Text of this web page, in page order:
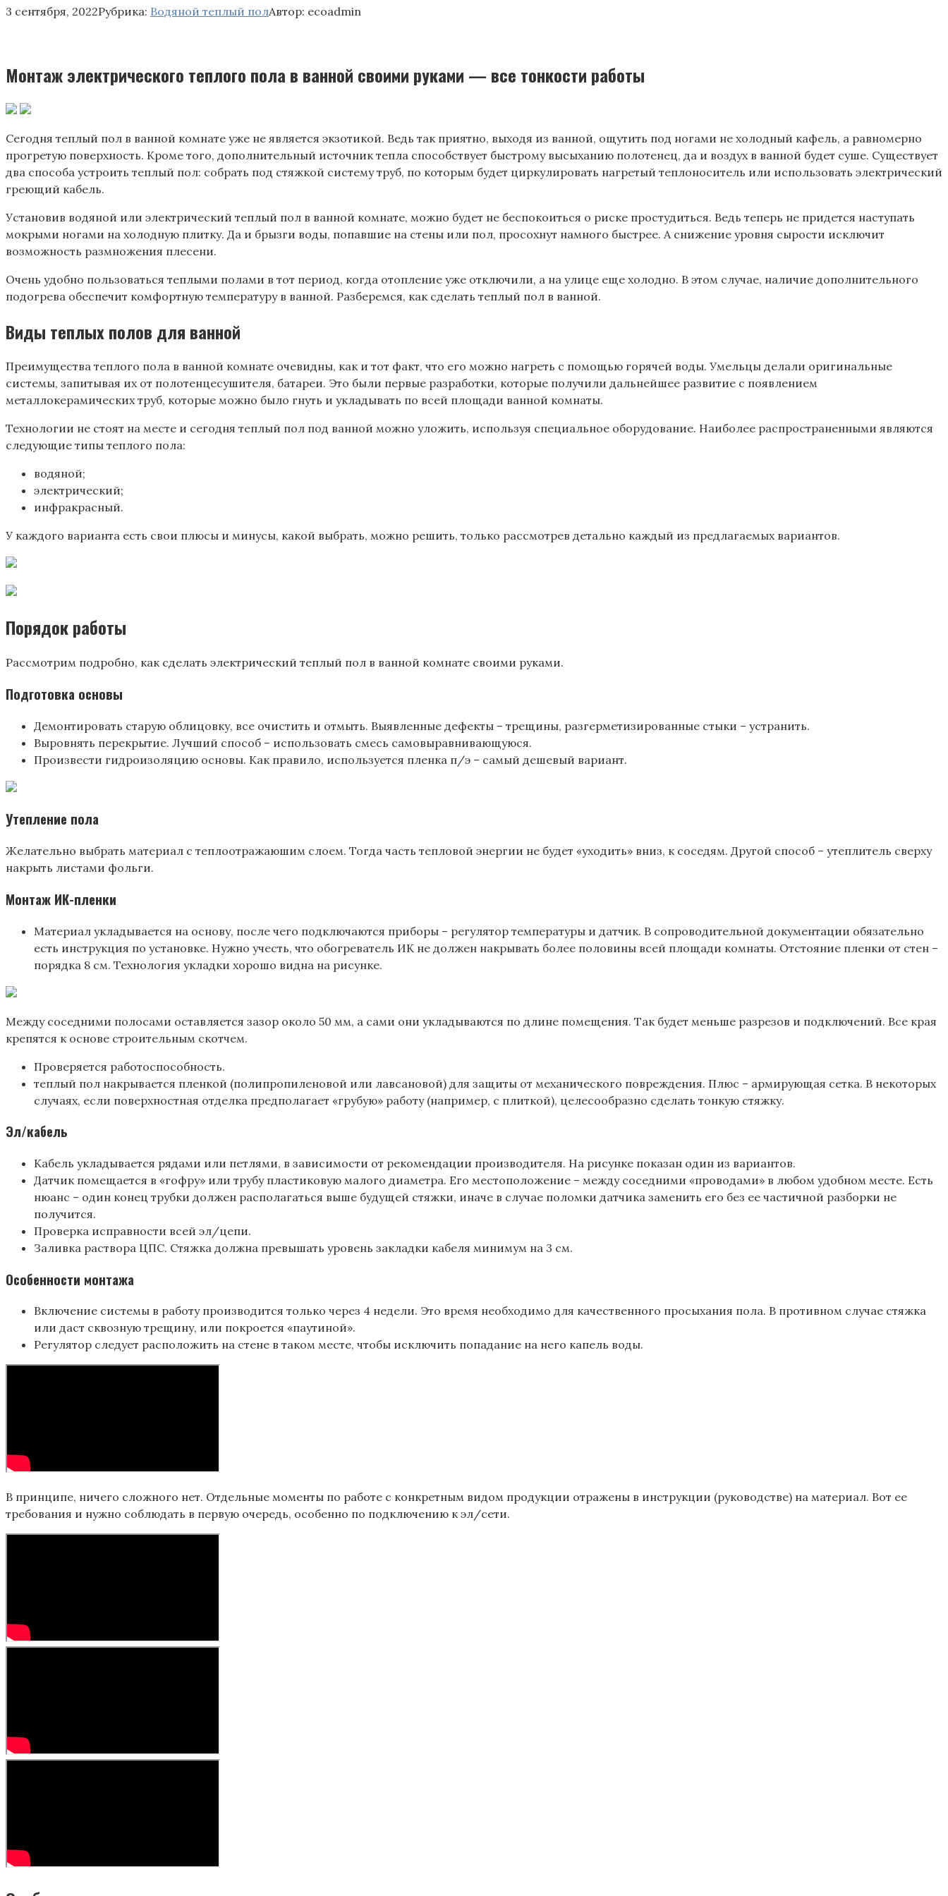
3 сентября, 2022Рубрика: Водяной теплый полАвтор: ecoadmin
Монтаж электрического теплого пола в ванной своими руками — все тонкости работы
Сегодня теплый пол в ванной комнате уже не является экзотикой. Ведь так приятно, выходя из ванной, ощутить под ногами не холодный кафель, а равномерно
прогретую поверхность. Кроме того, дополнительный источник тепла способствует быстрому высыханию полотенец, да и воздух в ванной будет суше. Существует
два способа устроить теплый пол: собрать под стяжкой систему труб, по которым будет циркулировать нагретый теплоноситель или использовать электрический
греющий кабель.
Установив водяной или электрический теплый пол в ванной комнате, можно будет не беспокоиться о риске простудиться. Ведь теперь не придется наступать
мокрыми ногами на холодную плитку. Да и брызги воды, попавшие на стены или пол, просохнут намного быстрее. А снижение уровня сырости исключит
возможность размножения плесени.
Очень удобно пользоваться теплыми полами в тот период, когда отопление уже отключили, а на улице еще холодно. В этом случае, наличие дополнительного
подогрева обеспечит комфортную температуру в ванной. Разберемся, как сделать теплый пол в ванной.
Виды теплых полов для ванной
Преимущества теплого пола в ванной комнате очевидны, как и тот факт, что его можно нагреть с помощью горячей воды. Умельцы делали оригинальные
системы, запитывая их от полотенцесушителя, батареи. Это были первые разработки, которые получили дальнейшее развитие с появлением
металлокерамических труб, которые можно было гнуть и укладывать по всей площади ванной комнаты.
Технологии не стоят на месте и сегодня теплый пол под ванной можно уложить, используя специальное оборудование. Наиболее распространенными являются
следующие типы теплого пола:
водяной;
электрический;
инфракрасный.
У каждого варианта есть свои плюсы и минусы, какой выбрать, можно решить, только рассмотрев детально каждый из предлагаемых вариантов.
Порядок работы
Рассмотрим подробно, как сделать электрический теплый пол в ванной комнате своими руками.
Подготовка основы
Демонтировать старую облицовку, все очистить и отмыть. Выявленные дефекты – трещины, разгерметизированные стыки – устранить.
Выровнять перекрытие. Лучший способ – использовать смесь самовыравнивающуюся.
Произвести гидроизоляцию основы. Как правило, используется пленка п/э – самый дешевый вариант.
Утепление пола
Желательно выбрать материал с теплоотражаюшим слоем. Тогда часть тепловой энергии не будет «уходить» вниз, к соседям. Другой способ – утеплитель сверху
накрыть листами фольги.
Монтаж ИК-пленки
Материал укладывается на основу, после чего подключаются приборы – регулятор температуры и датчик. В сопроводительной документации обязательно
есть инструкция по установке. Нужно учесть, что обогреватель ИК не должен накрывать более половины всей площади комнаты. Отстояние пленки от стен –
порядка 8 см. Технология укладки хорошо видна на рисунке.
Между соседними полосами оставляется зазор около 50 мм, а сами они укладываются по длине помещения. Так будет меньше разрезов и подключений. Все края
крепятся к основе строительным скотчем.
Проверяется работоспособность.
теплый пол накрывается пленкой (полипропиленовой или лавсановой) для защиты от механического повреждения. Плюс – армирующая сетка. В некоторых
случаях, если поверхностная отделка предполагает «грубую» работу (например, с плиткой), целесообразно сделать тонкую стяжку.
Эл/кабель
Кабель укладывается рядами или петлями, в зависимости от рекомендации производителя. На рисунке показан один из вариантов.
Датчик помещается в «гофру» или трубу пластиковую малого диаметра. Его местоположение – между соседними «проводами» в любом удобном месте. Есть
нюанс – один конец трубки должен располагаться выше будущей стяжки, иначе в случае поломки датчика заменить его без ее частичной разборки не
получится.
Проверка исправности всей эл/цепи.
Заливка раствора ЦПС. Стяжка должна превышать уровень закладки кабеля минимум на 3 см.
Особенности монтажа
Включение системы в работу производится только через 4 недели. Это время необходимо для качественного просыхания пола. В противном случае стяжка
или даст сквозную трещину, или покроется «паутиной».
Регулятор следует расположить на стене в таком месте, чтобы исключить попадание на него капель воды.
В принципе, ничего сложного нет. Отдельные моменты по работе с конкретным видом продукции отражены в инструкции (руководстве) на материал. Вот ее
требования и нужно соблюдать в первую очередь, особенно по подключению к эл/сети.